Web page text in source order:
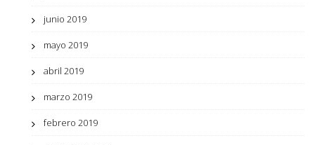
junio 2019
mayo 2019
abril 2019
marzo 2019
febrero 2019